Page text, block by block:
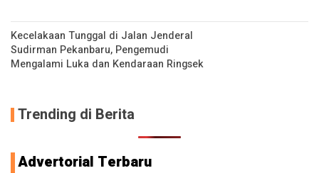
Kecelakaan Tunggal di Jalan Jenderal
Sudirman Pekanbaru, Pengemudi
Mengalami Luka dan Kendaraan Ringsek
Trending di Berita
Advertorial Terbaru